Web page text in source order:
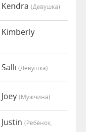
(девушка)
(девушка)
(мужчина)
(Ребёнок,